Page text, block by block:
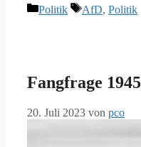
Kategorien
Politik Schlagwörter
AfD, Politik
Fangfrage 1945
20. Juli 2023 von pco